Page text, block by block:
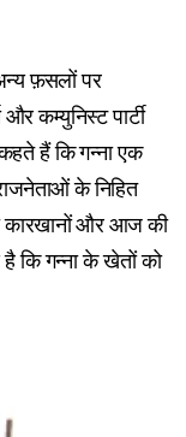
फ़सलों पर
कम्युनिस्ट पार्टी
हैं कि गन्ना एक
के निहित
कारखानों और आज की
कि गन्ना के खेतों को